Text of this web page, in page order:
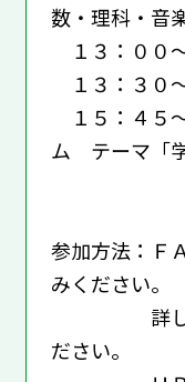
数・理科・音
１３：００
１３：３０
１５：４５
ム テーマ「
参加方法：Ｆ
みください。
詳しくは
ださい。